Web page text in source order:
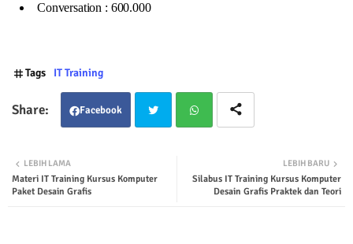
Conversation : 600.000
Tags IT Training
Facebook
ter tsap
LEBIH BARU
Silabus IT Training Kursus Komputer
Desain Grafis Praktek dan Teori
LEBIH LAMA
Materi IT Training Kursus Komputer
Paket Desain Grafis